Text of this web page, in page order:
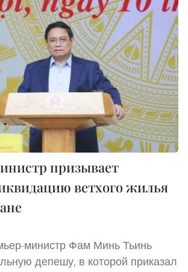
призывает
ветхого жилья
министр Фам Минь Тьинь
депешу, в которой приказал